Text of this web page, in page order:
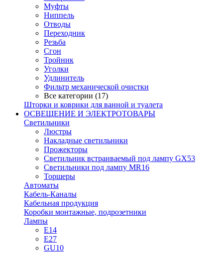
Муфты
Ниппель
Отводы
Переходник
Резьба
Сгон
Тройник
Уголки
Удлинитель
Фильтр механической очистки
Все категории (17)
Шторки и коврики для ванной и туалета
ОСВЕЩЕНИЕ И ЭЛЕКТРОТОВАРЫ
Светильники
Люстры
Накладные светильники
Прожекторы
Светильник встраиваемый под лампу GX53
Светильники под лампу MR16
Торшеры
Автоматы
Кабель-Каналы
Кабельная продукция
Коробки монтажные, подрозетники
Лампы
E14
E27
GU10